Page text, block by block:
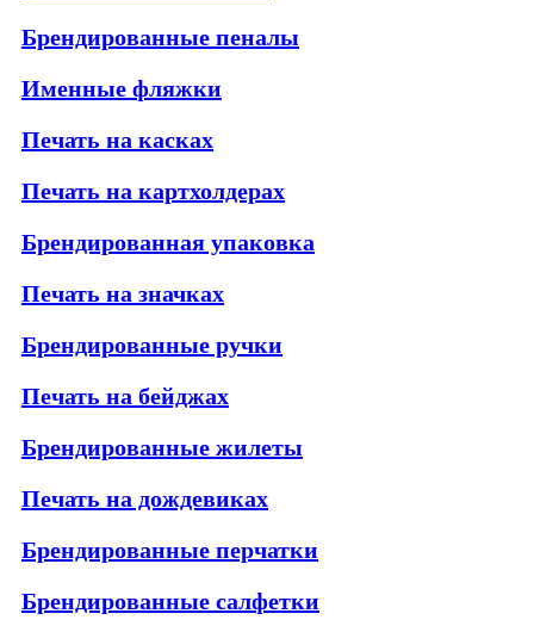
Брендированные пеналы
Именные фляжки
Печать на касках
Печать на картхолдерах
Брендированная упаковка
Печать на значках
Брендированные ручки
Печать на бейджах
Брендированные жилеты
Печать на дождевиках
Брендированные перчатки
Брендированные салфетки